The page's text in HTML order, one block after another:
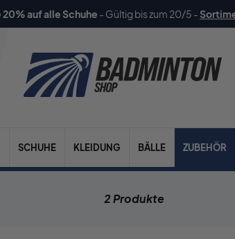
20% auf alle Schuhe - Gültig bis zum 20/5 -
SCHUHE KLEIDUNG BÄLLE ZUBEHÖR
2 Produkte